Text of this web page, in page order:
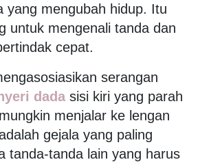
yang mengubah hidup. Itu
untuk mengenali tanda dan
cepat.
serangan
dada sisi kiri yang parah
menjalar ke lengan
gejala yang paling
tanda-tanda lain yang harus